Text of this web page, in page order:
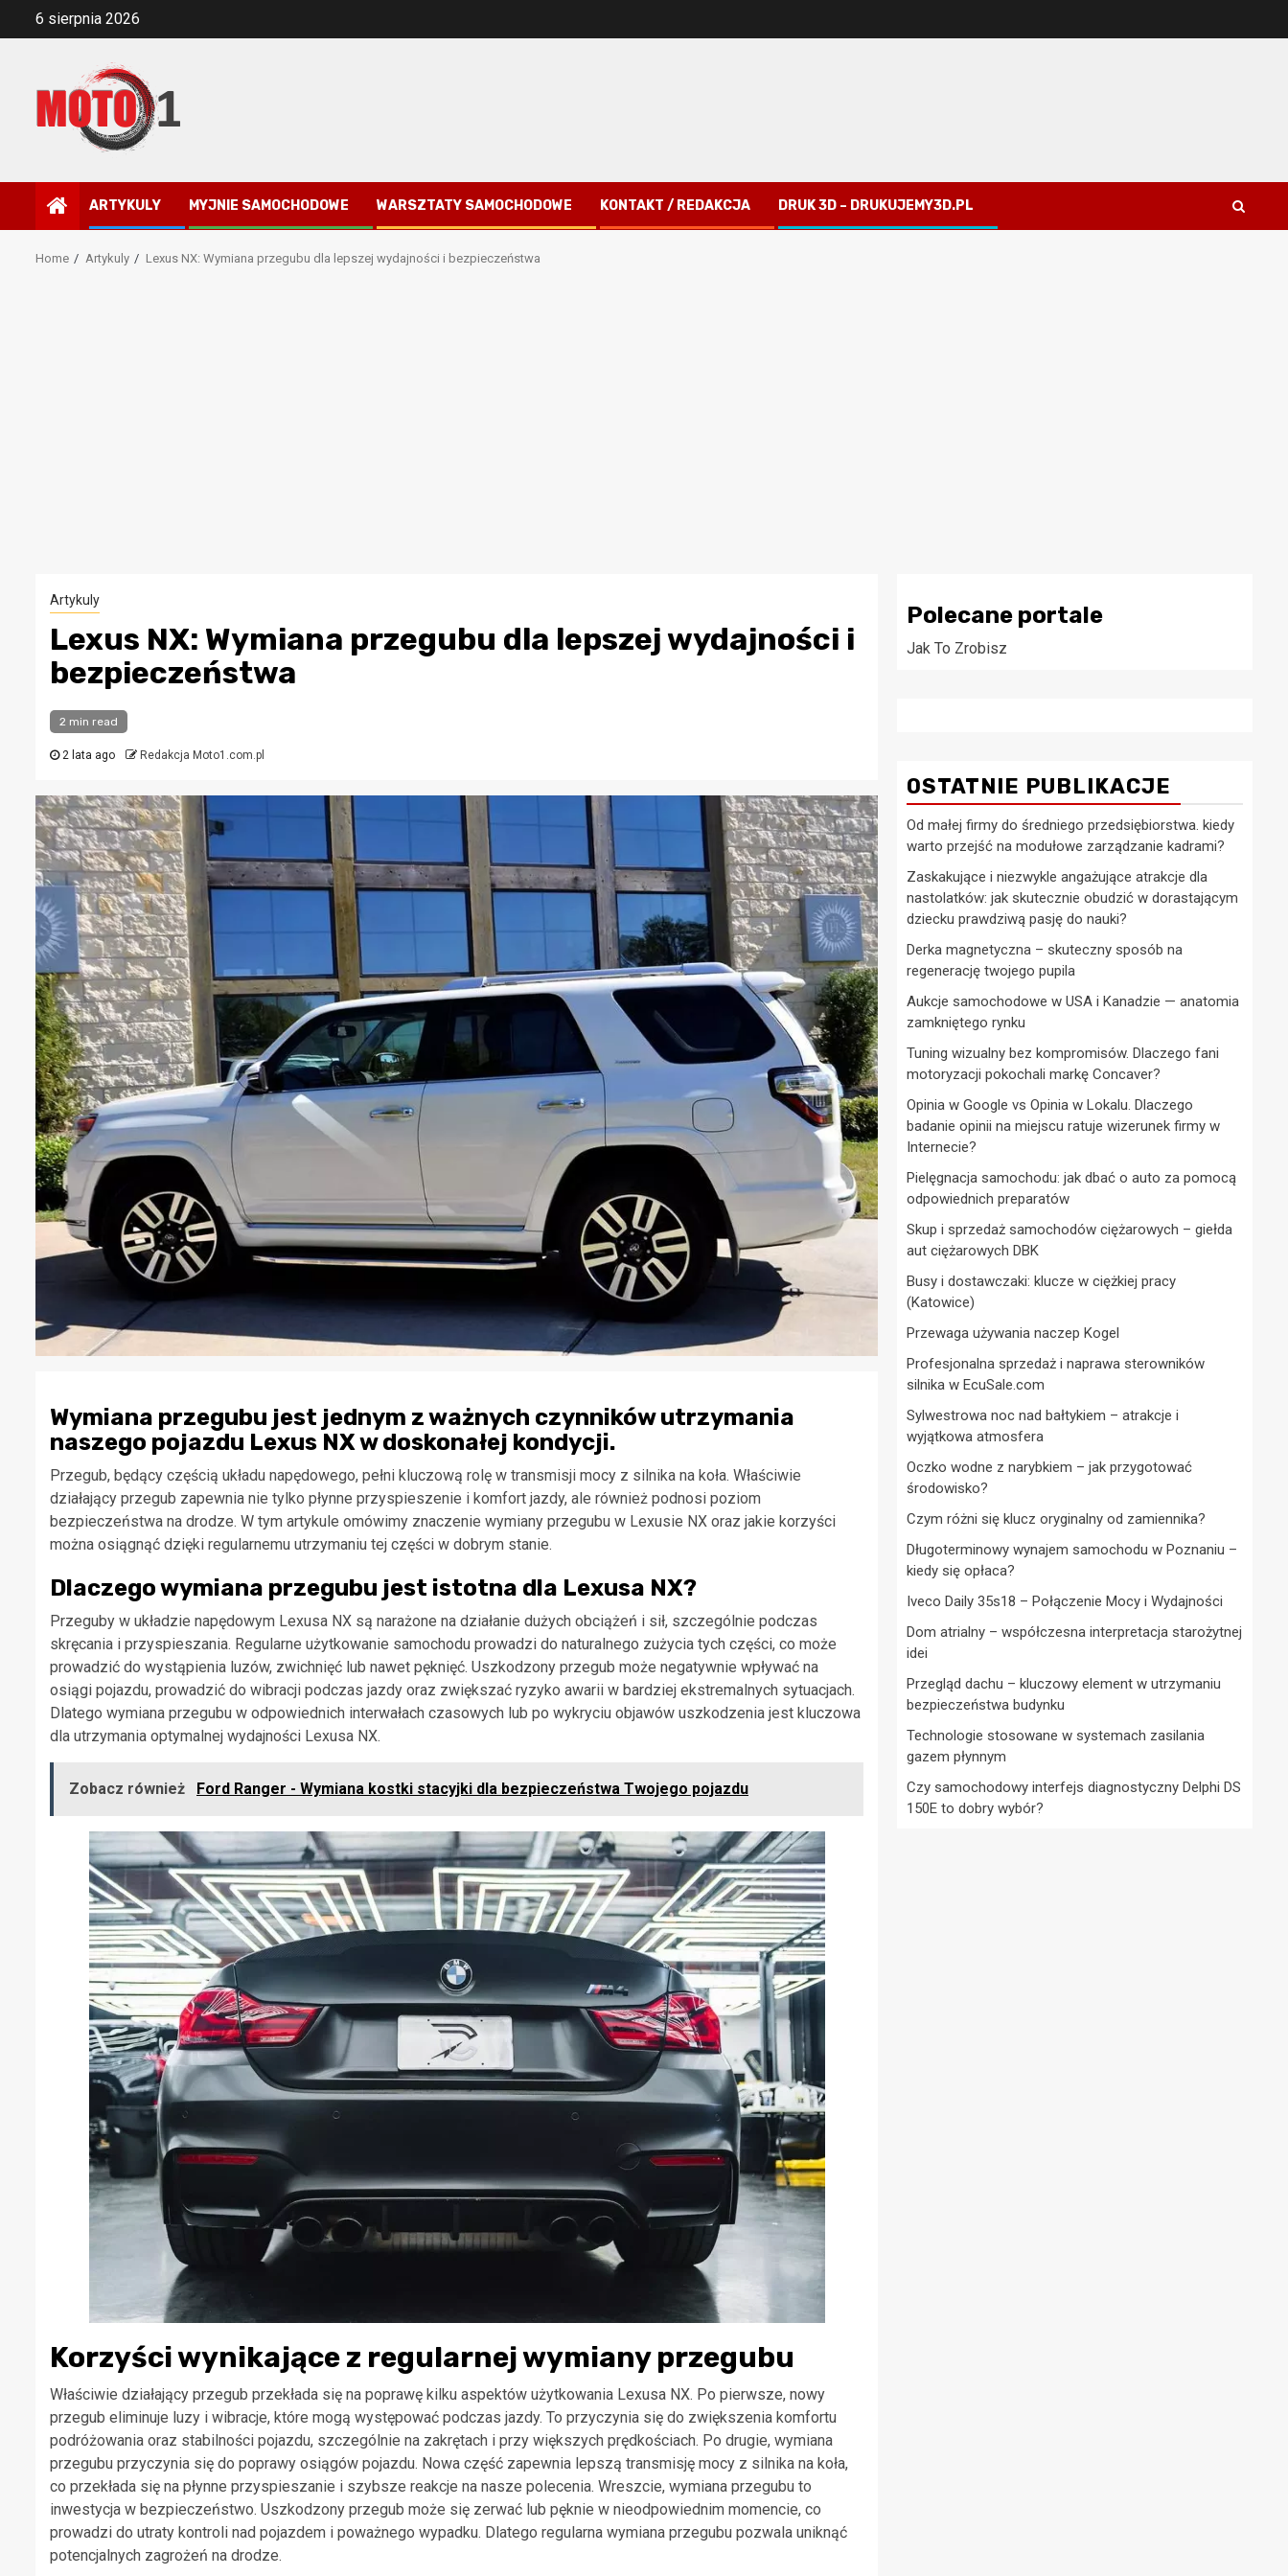
6 sierpnia 2026
ARTYKULY MYJNIE SAMOCHODOWE WARSZTATY SAMOCHODOWE KONTAKT / REDAKCJA DRUK 3D – DRUKUJEMY3D.PL
Home Artykuly Lexus NX: Wymiana przegubu dla lepszej wydajności i bezpieczeństwa
Artykuly
Lexus NX: Wymiana przegubu dla lepszej wydajności i
bezpieczeństwa
2 min read
2 lata ago Redakcja Moto1.com.pl
Wymiana przegubu jest jednym z ważnych czynników utrzymania
naszego pojazdu Lexus NX w doskonałej kondycji.
Przegub, będący częścią układu napędowego, pełni kluczową rolę w transmisji mocy z silnika na koła. Właściwie
działający przegub zapewnia nie tylko płynne przyspieszenie i komfort jazdy, ale również podnosi poziom
bezpieczeństwa na drodze. W tym artykule omówimy znaczenie wymiany przegubu w Lexusie NX oraz jakie korzyści
można osiągnąć dzięki regularnemu utrzymaniu tej części w dobrym stanie.
Dlaczego wymiana przegubu jest istotna dla Lexusa NX?
Przeguby w układzie napędowym Lexusa NX są narażone na działanie dużych obciążeń i sił, szczególnie podczas
skręcania i przyspieszania. Regularne użytkowanie samochodu prowadzi do naturalnego zużycia tych części, co może
prowadzić do wystąpienia luzów, zwichnięć lub nawet pęknięć. Uszkodzony przegub może negatywnie wpływać na
osiągi pojazdu, prowadzić do wibracji podczas jazdy oraz zwiększać ryzyko awarii w bardziej ekstremalnych sytuacjach.
Dlatego wymiana przegubu w odpowiednich interwałach czasowych lub po wykryciu objawów uszkodzenia jest kluczowa
dla utrzymania optymalnej wydajności Lexusa NX.
Zobacz również Ford Ranger - Wymiana kostki stacyjki dla bezpieczeństwa Twojego pojazdu
Korzyści wynikające z regularnej wymiany przegubu
Właściwie działający przegub przekłada się na poprawę kilku aspektów użytkowania Lexusa NX. Po pierwsze, nowy
przegub eliminuje luzy i wibracje, które mogą występować podczas jazdy. To przyczynia się do zwiększenia komfortu
podróżowania oraz stabilności pojazdu, szczególnie na zakrętach i przy większych prędkościach. Po drugie, wymiana
przegubu przyczynia się do poprawy osiągów pojazdu. Nowa część zapewnia lepszą transmisję mocy z silnika na koła,
co przekłada się na płynne przyspieszanie i szybsze reakcje na nasze polecenia. Wreszcie, wymiana przegubu to
inwestycja w bezpieczeństwo. Uszkodzony przegub może się zerwać lub pęknie w nieodpowiednim momencie, co
prowadzi do utraty kontroli nad pojazdem i poważnego wypadku. Dlatego regularna wymiana przegubu pozwala uniknąć
potencjalnych zagrożeń na drodze.
Polecane portale
Jak To Zrobisz
OSTATNIE PUBLIKACJE
Od małej firmy do średniego przedsiębiorstwa. kiedy
warto przejść na modułowe zarządzanie kadrami?
Zaskakujące i niezwykle angażujące atrakcje dla
nastolatków: jak skutecznie obudzić w dorastającym
dziecku prawdziwą pasję do nauki?
Derka magnetyczna – skuteczny sposób na
regenerację twojego pupila
Aukcje samochodowe w USA i Kanadzie — anatomia
zamkniętego rynku
Tuning wizualny bez kompromisów. Dlaczego fani
motoryzacji pokochali markę Concaver?
Opinia w Google vs Opinia w Lokalu. Dlaczego
badanie opinii na miejscu ratuje wizerunek firmy w
Internecie?
Pielęgnacja samochodu: jak dbać o auto za pomocą
odpowiednich preparatów
Skup i sprzedaż samochodów ciężarowych – giełda
aut ciężarowych DBK
Busy i dostawczaki: klucze w ciężkiej pracy
(Katowice)
Przewaga używania naczep Kogel
Profesjonalna sprzedaż i naprawa sterowników
silnika w EcuSale.com
Sylwestrowa noc nad bałtykiem – atrakcje i
wyjątkowa atmosfera
Oczko wodne z narybkiem – jak przygotować
środowisko?
Czym różni się klucz oryginalny od zamiennika?
Długoterminowy wynajem samochodu w Poznaniu –
kiedy się opłaca?
Iveco Daily 35s18 – Połączenie Mocy i Wydajności
Dom atrialny – współczesna interpretacja starożytnej
idei
Przegląd dachu – kluczowy element w utrzymaniu
bezpieczeństwa budynku
Technologie stosowane w systemach zasilania
gazem płynnym
Czy samochodowy interfejs diagnostyczny Delphi DS
150E to dobry wybór?